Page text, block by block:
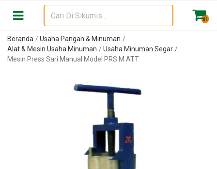
0
Beranda
Usaha Pangan & Minuman
Alat & Mesin Usaha Minuman
Usaha Minuman Segar
Mesin Press Sari Manual Model PRS M ATT